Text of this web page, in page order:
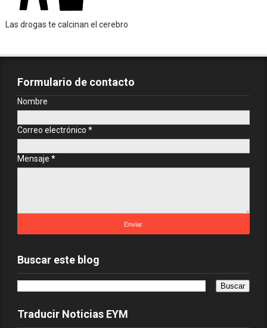
Las drogas te calcinan el cerebro
Formulario de contacto
Nombre
Correo electrónico *
Mensaje *
Buscar este blog
Traducir Noticias EYM